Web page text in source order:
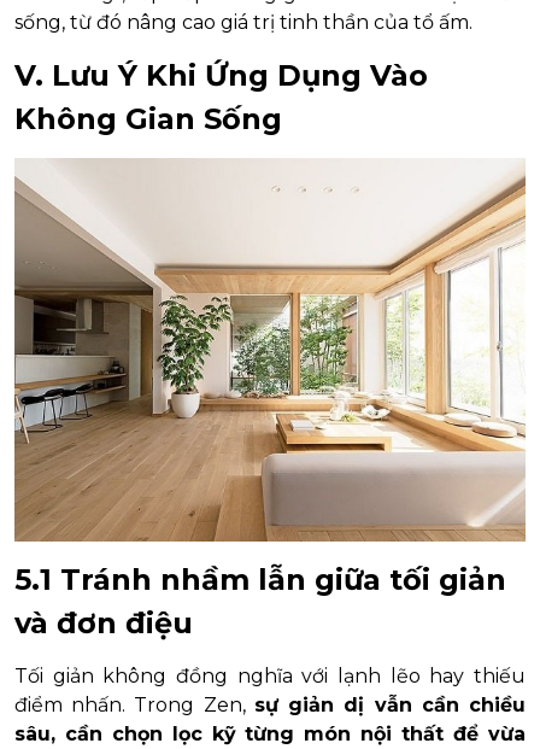
sống, từ đó nâng cao giá trị tinh thần của tổ ấm.
V. Lưu Ý Khi Ứng Dụng Vào
Không Gian Sống
5.1 Tránh nhầm lẫn giữa tối giản
và đơn điệu
Tối giản không đồng nghĩa với lạnh lẽo hay thiếu
điểm nhấn. Trong Zen, sự giản dị vẫn cần chiều
sâu, cần chọn lọc kỹ từng món nội thất để vừa